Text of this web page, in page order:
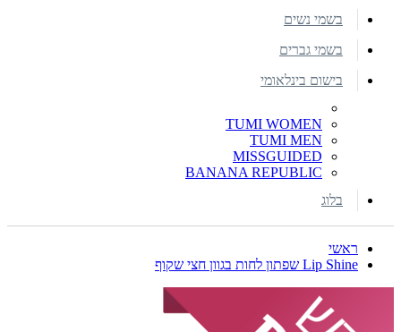
בשמי נשים
בשמי גברים
בישום בינלאומי
TUMI WOMEN
TUMI MEN
MISSGUIDED
BANANA REPUBLIC
בלוג
ראשי
Lip Shine שפתון לחות בגוון חצי שקוף